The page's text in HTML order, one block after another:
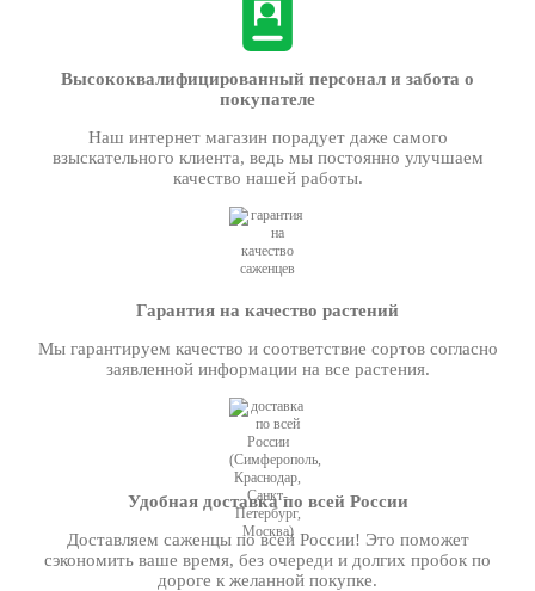
Высококвалифицированный персонал и забота о
покупателе
Наш интернет магазин порадует даже самого
взыскательного клиента, ведь мы постоянно улучшаем
качество нашей работы.
Гарантия на качество растений
Мы гарантируем качество и соответствие сортов согласно
заявленной информации на все растения.
Удобная доставка по всей России
Доставляем саженцы по всей России! Это поможет
сэкономить ваше время, без очереди и долгих пробок по
дороге к желанной покупке.